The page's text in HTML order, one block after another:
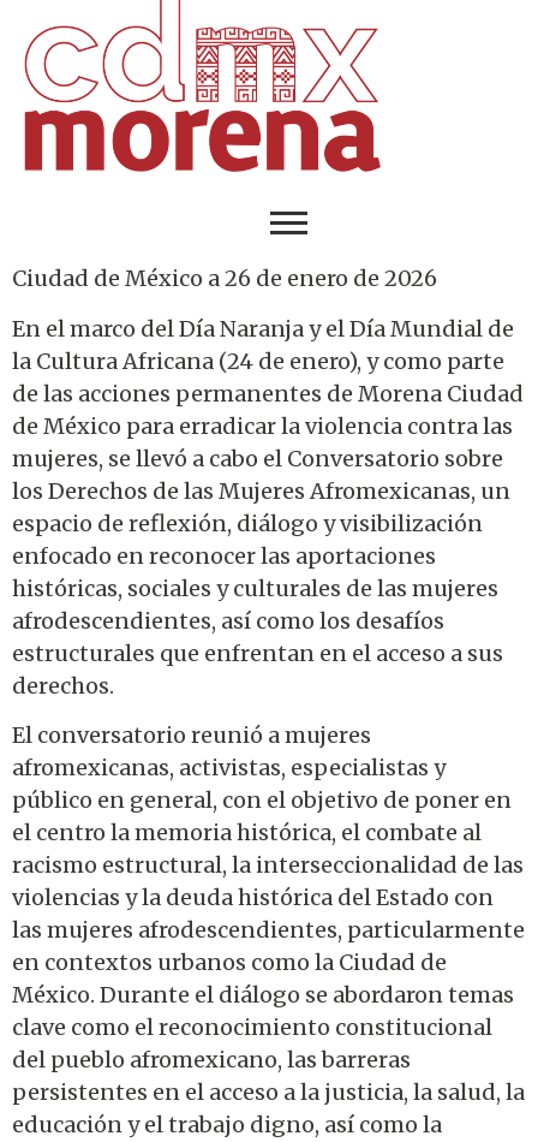
Ciudad de México a 26 de enero de 2026
En el marco del Día Naranja y el Día Mundial de
la Cultura Africana (24 de enero), y como parte
de las acciones permanentes de Morena Ciudad
de México para erradicar la violencia contra las
mujeres, se llevó a cabo el Conversatorio sobre
los Derechos de las Mujeres Afromexicanas, un
espacio de reflexión, diálogo y visibilización
enfocado en reconocer las aportaciones
históricas, sociales y culturales de las mujeres
afrodescendientes, así como los desafíos
estructurales que enfrentan en el acceso a sus
derechos.
El conversatorio reunió a mujeres
afromexicanas, activistas, especialistas y
público en general, con el objetivo de poner en
el centro la memoria histórica, el combate al
racismo estructural, la interseccionalidad de las
violencias y la deuda histórica del Estado con
las mujeres afrodescendientes, particularmente
en contextos urbanos como la Ciudad de
México. Durante el diálogo se abordaron temas
clave como el reconocimiento constitucional
del pueblo afromexicano, las barreras
persistentes en el acceso a la justicia, la salud, la
educación y el trabajo digno, así como la